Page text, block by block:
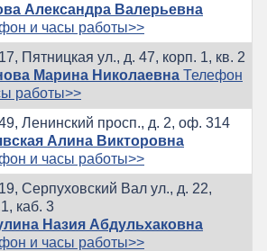
Александра Валерьевна
и часы работы>>
Пятницкая ул., д. 47, корп. 1, кв. 2
Марина Николаевна Телефон
работы>>
Ленинский просп., д. 2, оф. 314
Алина Викторовна
и часы работы>>
Серпуховский Вал ул., д. 22,
каб. 3
Назия Абдульхаковна
и часы работы>>